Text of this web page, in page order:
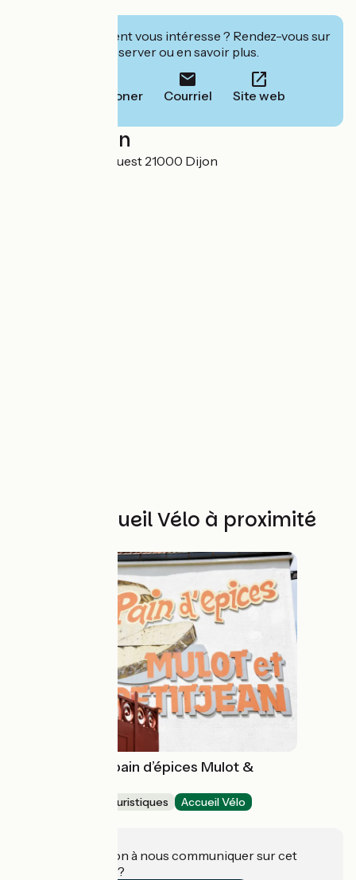
Cet établissement vous intéresse ? Rendez-vous sur
leur site pour réserver ou en savoir plus.
Téléphoner Courriel Site web
Localisation
6 boulevard de l'Ouest 21000 Dijon
Autres Accueil Vélo à proximité
La fabrique de pain d’épices Mulot &
Musées et sites touristiques Accueil Vélo
Une information à nous communiquer sur cet
établissement ?